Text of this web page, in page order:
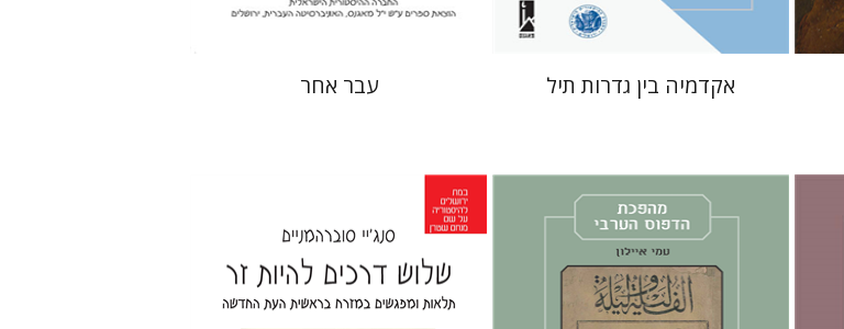
אקדמיה בין גדרות תיל עבר אחר
עמי איילון
מירי אליאב-פלדון
סנג'יי סוברהמניים
מירי אליאב-פלדון